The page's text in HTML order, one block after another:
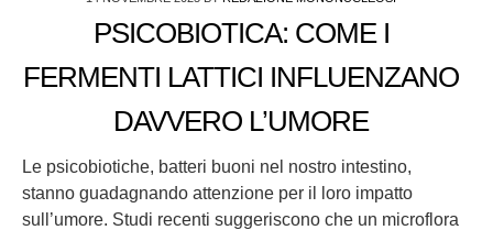
PSICOBIOTICA: COME I
FERMENTI LATTICI INFLUENZANO
DAVVERO L’UMORE
Le psicobiotiche, batteri buoni nel nostro intestino,
stanno guadagnando attenzione per il loro impatto
sull’umore. Studi recenti suggeriscono che un microflora